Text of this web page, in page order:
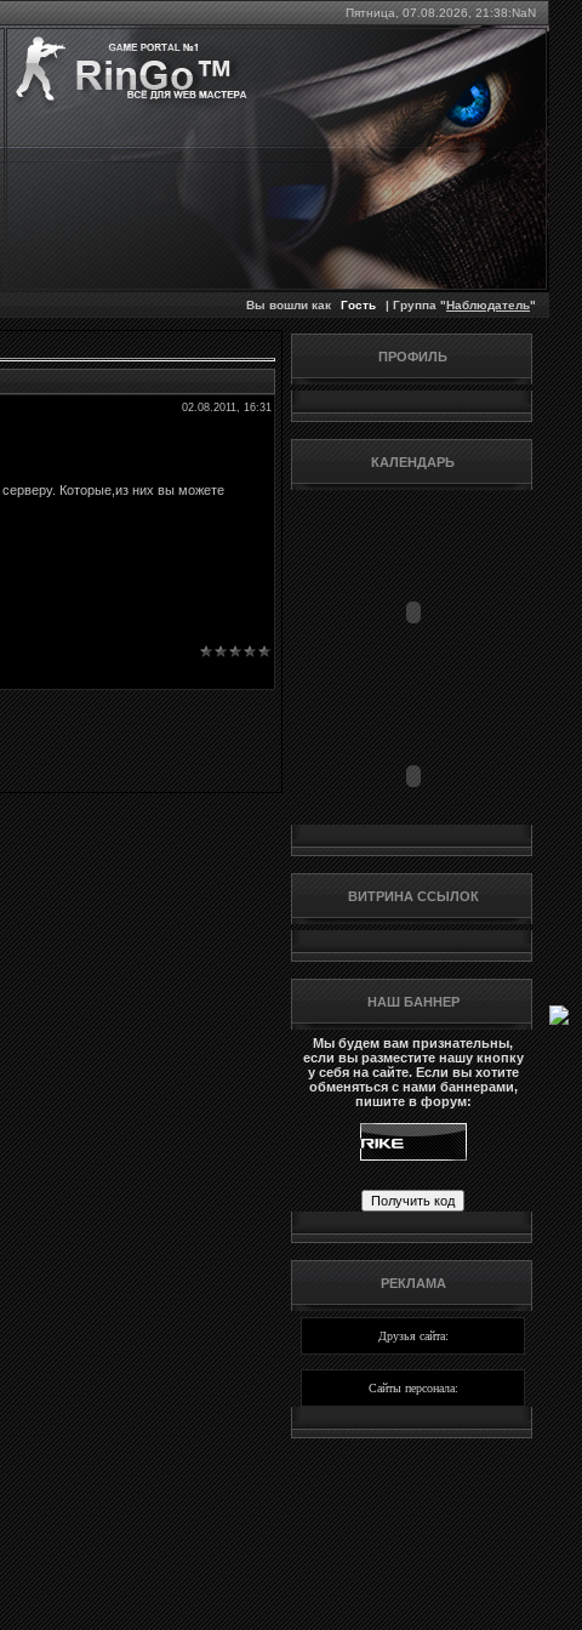
Пятница, 07.08.2026, 21:38:NaN
Вы вошли как Гость | Группа "Наблюдатель"
02.08.2011, 16:31
серверу. Которые,из них вы можете
ПРОФИЛЬ
КАЛЕНДАРЬ
ВИТРИНА ССЫЛОК
НАШ БАННЕР
Мы будем вам признательны,
если вы разместите нашу кнопку
у себя на сайте. Если вы хотите
обменяться с нами баннерами,
пишите в форум:
РЕКЛАМА
Друзья сайта:
Сайты персонала: